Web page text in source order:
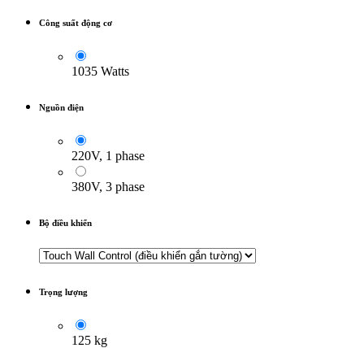
Công suất động cơ
1035 Watts
Nguồn điện
220V, 1 phase
380V, 3 phase
Bộ điều khiển
Trọng lượng
125 kg